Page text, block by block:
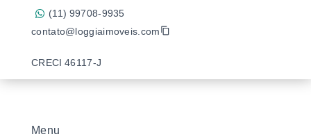
Menu
(11) 99708-9935
contato@loggiaimoveis.com
CRECI 46117-J